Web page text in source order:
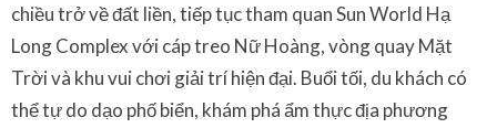
chiều trở về đất liền, tiếp tục tham quan Sun World Hạ
Long Complex với cáp treo Nữ Hoàng, vòng quay Mặt
Trời và khu vui chơi giải trí hiện đại. Buổi tối, du khách có
thể tự do dạo phố biển, khám phá ẩm thực địa phương